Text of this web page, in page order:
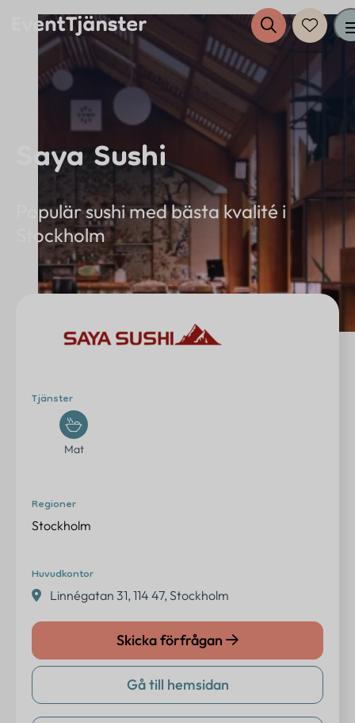
Tjänster
Evenemang
Eventplanering
Anslut dig till EventTjänster
Om oss
Kontakt
Logga in
Kontakta oss
info@eventtjanster.se
Adress
Saya Sushi
Populär sushi med bästa kvalité i
Stockholm
Tjänster
Mat
Regioner
Stockholm
Huvudkontor
Linnégatan 31, 114 47, Stockholm
Skicka förfrågan
Gå till hemsidan